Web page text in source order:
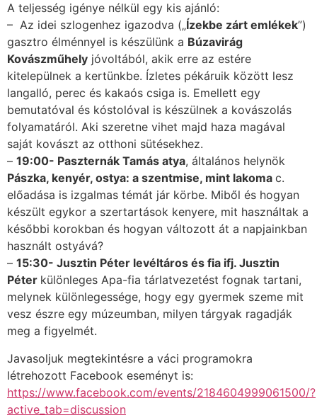
A teljesség igénye nélkül egy kis ajánló:
– Az idei szlogenhez igazodva („Ízekbe zárt emlékek”)
gasztro élménnyel is készülünk a Búzavirág
Kovászműhely jóvoltából, akik erre az estére
kitelepülnek a kertünkbe. Ízletes pékáruik között lesz
langalló, perec és kakaós csiga is. Emellett egy
bemutatóval és kóstolóval is készülnek a kovászolás
folyamatáról. Aki szeretne vihet majd haza magával
saját kovászt az otthoni sütésekhez.
– 19:00- Paszternák Tamás atya, általános helynök
Pászka, kenyér, ostya: a szentmise, mint lakoma c.
előadása is izgalmas témát jár körbe. Miből és hogyan
készült egykor a szertartások kenyere, mit használtak a
későbbi korokban és hogyan változott át a napjainkban
használt ostyává?
– 15:30- Jusztin Péter levéltáros és fia ifj. Jusztin
Péter különleges Apa-fia tárlatvezetést fognak tartani,
melynek különlegessége, hogy egy gyermek szeme mit
vesz észre egy múzeumban, milyen tárgyak ragadják
meg a figyelmét.
Javasoljuk megtekintésre a váci programokra
létrehozott Facebook eseményt is:
https://www.facebook.com/events/2184604999061500/?
active_tab=discussion